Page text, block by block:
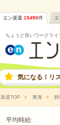
エン派遣 15490件 エ
ちょうど良いワークライ
気になる！リ
派遣TOP 東海 静
平均時給: